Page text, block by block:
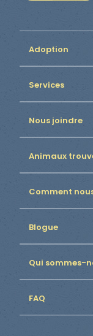
Adoption
Services
Nous joindre
Animaux
Comment
Blogue
Qui sommes-
FAQ